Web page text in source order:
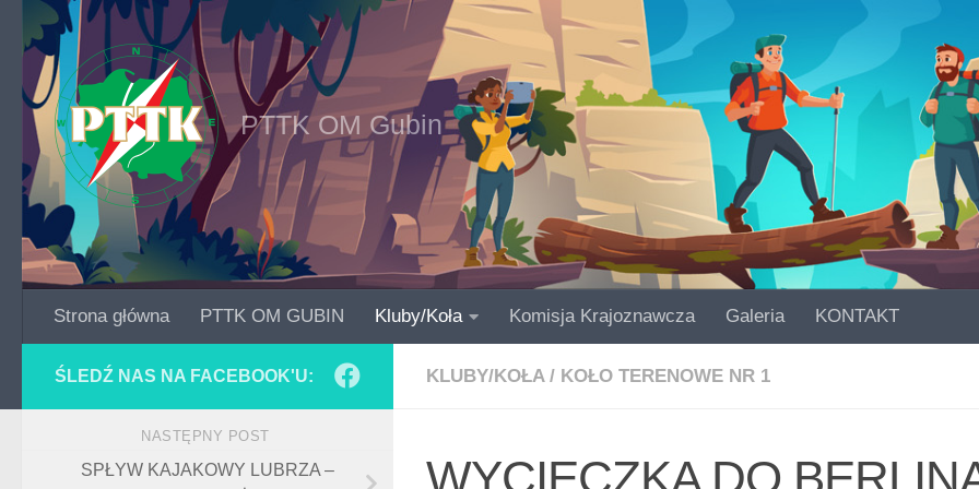
Skip to content
PTTK OM Gubin
Strona główna PTTK OM GUBIN Kluby/Koła Komisja Krajoznawcza Galeria KONTAKT
KLUBY/KOŁA / KOŁO TERENOWE NR 1
WYCIECZKA DO
ŚLEDŹ NAS NA FACEBOOK'U:
NASTĘPNY POST
SPŁYW KAJAKOWY LUBRZA –